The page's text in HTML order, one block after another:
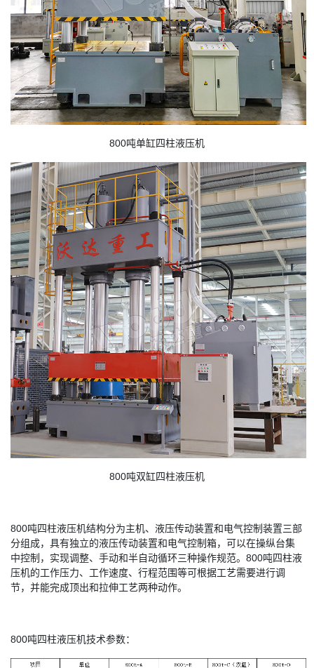
800吨单缸四柱液压机
800吨双缸四柱液压机
800吨四柱液压机结构分为主机、液压传动装置和电气控制装置三部
分组成，具有独立的液压传动装置和电气控制箱，可以在操纵台集
中控制，实现调整、手动和半自动循环三种操作规范。800吨四柱液
压机的工作压力、工作速度、行程范围等可根据工艺需要进行调
节，并能完成顶出和拉伸工艺两种动作。
800吨四柱液压机技术参数：